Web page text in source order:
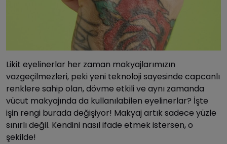
Likit eyelinerlar her zaman makyajlarımızın
vazgeçilmezleri, peki yeni teknoloji sayesinde capcanlı
renklere sahip olan, dövme etkili ve aynı zamanda
vücut makyajında da kullanılabilen eyelinerlar? İşte
işin rengi burada değişiyor! Makyaj artık sadece yüzle
sınırlı değil. Kendini nasıl ifade etmek istersen, o
şekilde!